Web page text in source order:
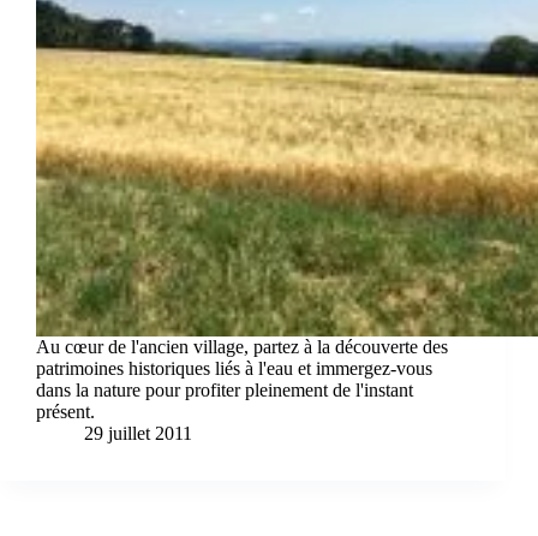
Au cœur de l'ancien village, partez à la découverte des
patrimoines historiques liés à l'eau et immergez-vous
dans la nature pour profiter pleinement de l'instant
présent.
29 juillet 2011